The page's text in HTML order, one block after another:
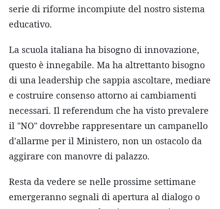
serie di riforme incompiute del nostro sistema
educativo.
La scuola italiana ha bisogno di innovazione,
questo è innegabile. Ma ha altrettanto bisogno
di una leadership che sappia ascoltare, mediare
e costruire consenso attorno ai cambiamenti
necessari. Il referendum che ha visto prevalere
il "NO" dovrebbe rappresentare un campanello
d'allarme per il Ministero, non un ostacolo da
aggirare con manovre di palazzo.
Resta da vedere se nelle prossime settimane
emergeranno segnali di apertura al dialogo o